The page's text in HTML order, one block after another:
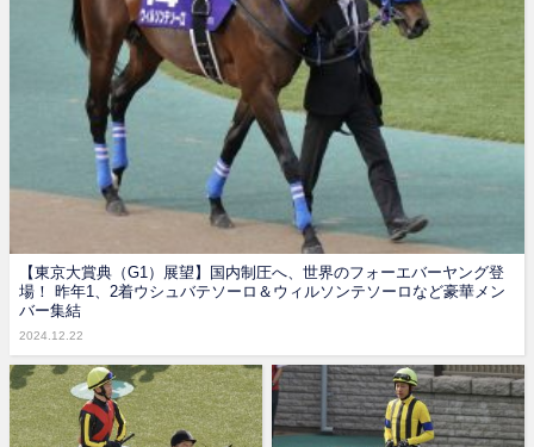
【東京大賞典（G1）展望】国内制圧へ、世界のフォーエバーヤング登
場！ 昨年1、2着ウシュバテソーロ＆ウィルソンテソーロなど豪華メン
バー集結
2024.12.22